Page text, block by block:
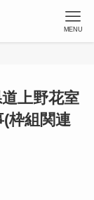
MENU
上野花室
枠組関連